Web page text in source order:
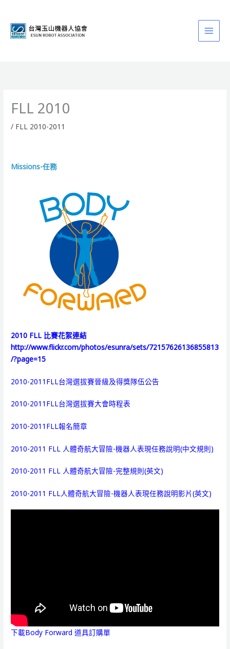
FLL 2010
/ FLL 2010-2011
Missions-任務
2010 FLL 比賽花絮連結
http://www.flickr.com/photos/esunra/sets/72157626136855813
/?page=15
2010-2011FLL台灣選拔賽晉級及得獎隊伍公告
2010-2011FLL台灣選拔賽大會時程表
2010-2011FLL報名簡章
2010-2011 FLL 人體奇航大冒險-機器人表現任務說明(中文規則)
2010-2011 FLL 人體奇航大冒險-完整規則(英文)
2010-2011 FLL人體奇航大冒險-機器人表現任務說明影片(英文)
下載Body Forward 道具訂購單